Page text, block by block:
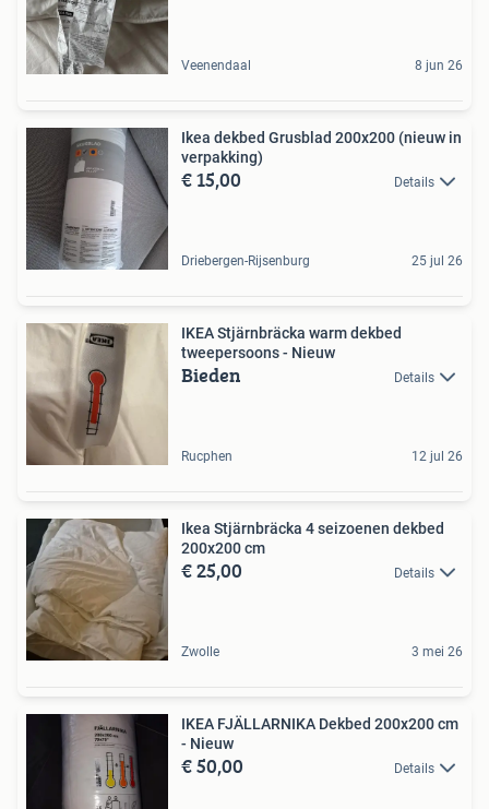
Veenendaal 8 jun 26
Ikea dekbed Grusblad 200x200 (nieuw in
verpakking)
€ 15,00 Details
Driebergen-Rijsenburg 25 jul 26
IKEA Stjärnbräcka warm dekbed
tweepersoons - Nieuw
Bieden Details
Rucphen 12 jul 26
Ikea Stjärnbräcka 4 seizoenen dekbed
200x200 cm
€ 25,00 Details
Zwolle 3 mei 26
IKEA FJÄLLARNIKA Dekbed 200x200 cm
- Nieuw
€ 50,00 Details